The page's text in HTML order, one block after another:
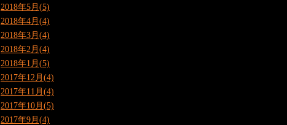
2018年5月(5)
2018年4月(4)
2018年3月(4)
2018年2月(4)
2018年1月(5)
2017年12月(4)
2017年11月(4)
2017年10月(5)
2017年9月(4)